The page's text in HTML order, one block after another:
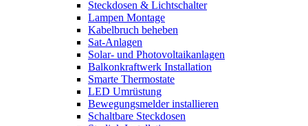
Steckdosen & Lichtschalter
Lampen Montage
Kabelbruch beheben
Sat-Anlagen
Solar- und Photovoltaikanlagen
Balkonkraftwerk Installation
Smarte Thermostate
LED Umrüstung
Bewegungsmelder installieren
Schaltbare Steckdosen